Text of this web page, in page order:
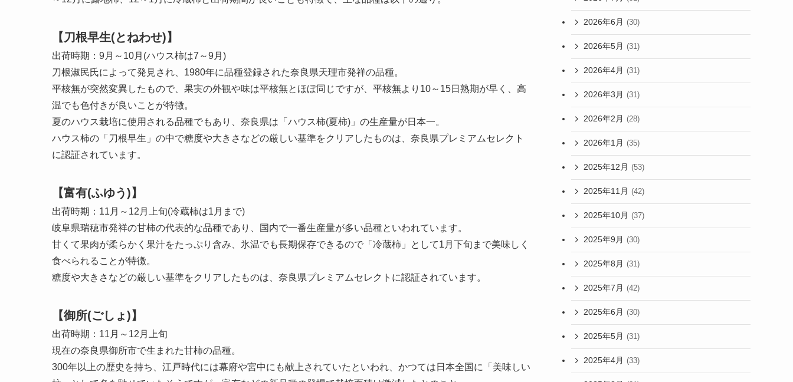
【刀根早生(とねわせ)】
出荷時期：9月～10月(ハウス柿は7～9月)
刀根淑民氏によって発見され、1980年に品種登録された奈良県天理市発祥の品種。
平核無が突然変異したもので、果実の外観や味は平核無とほぼ同じですが、平核無より10～15日熟期が早く、高
温でも色付きが良いことが特徴。
夏のハウス栽培に使用される品種でもあり、奈良県は「ハウス柿(夏柿)」の生産量が日本一。
ハウス柿の「刀根早生」の中で糖度や大きさなどの厳しい基準をクリアしたものは、奈良県プレミアムセレクト
に認証されています。
【富有(ふゆう)】
出荷時期：11月～12月上旬(冷蔵柿は1月まで)
岐阜県瑞穂市発祥の甘柿の代表的な品種であり、国内で一番生産量が多い品種といわれています。
甘くて果肉が柔らかく果汁をたっぷり含み、氷温でも長期保存できるので「冷蔵柿」として1月下旬まで美味しく
食べられることが特徴。
糖度や大きさなどの厳しい基準をクリアしたものは、奈良県プレミアムセレクトに認証されています。
【御所(ごしょ)】
出荷時期：11月～12月上旬
現在の奈良県御所市で生まれた甘柿の品種。
300年以上の歴史を持ち、江戸時代には幕府や宮中にも献上されていたといわれ、かつては日本全国に「美味しい
2026年6月 (30)
2026年5月 (31)
2026年4月 (31)
2026年3月 (31)
2026年2月 (28)
2026年1月 (35)
2025年12月 (53)
2025年11月 (42)
2025年10月 (37)
2025年9月 (30)
2025年8月 (31)
2025年7月 (42)
2025年6月 (30)
2025年5月 (31)
2025年4月 (33)